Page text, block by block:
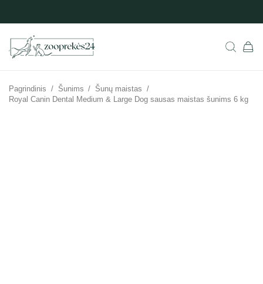
Pagrindinis / Šunims / Šunų maistas /
Royal Canin Dental Medium & Large Dog sausas maistas šunims 6 kg